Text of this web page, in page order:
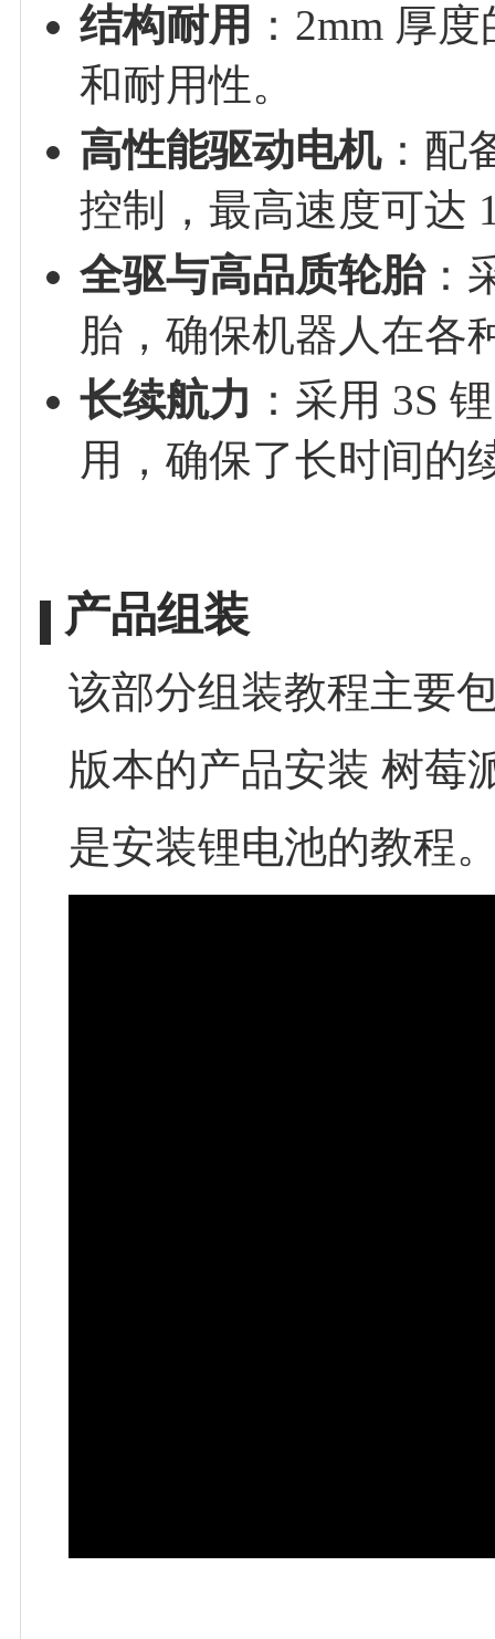
结构耐用 ：2mm 厚
和耐用性。
高性能驱动电机：配
控制，最高速度可达
全驱与高品质轮胎：
胎，确保机器人在各
长续航力 ：采用 3S
用，确保了长时间的
产品组装
该部分组装教程主要
版本的产品安装 树莓
是安装锂电池的教程